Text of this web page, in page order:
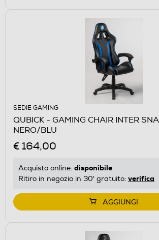
SEDIE GAMING
QUBICK - GAMING CHAIR INTER
NERO/BLU
€ 164,00
Acquisto online: disponibile
Ritiro in negozio in 30' gratuito: verifica
AGGIUNGI